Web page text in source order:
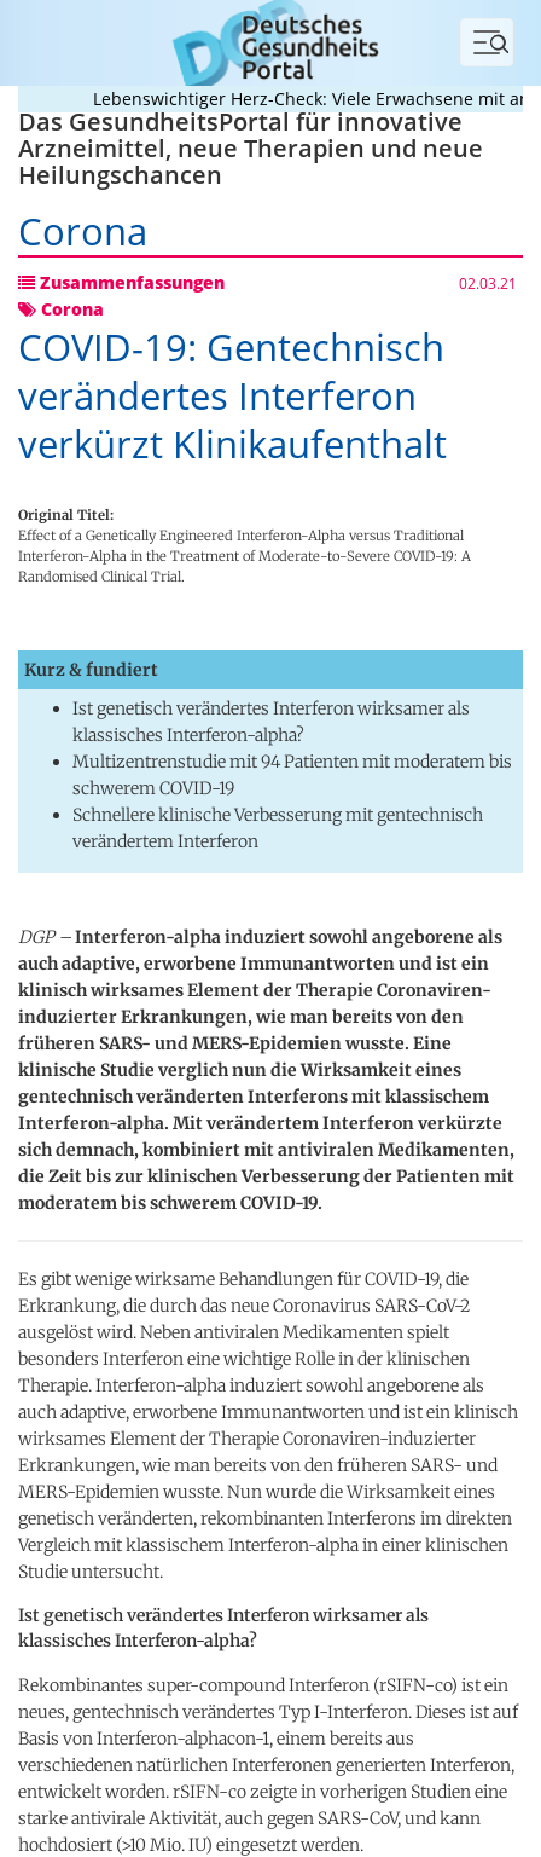
Menü
Lebenswichtiger Herz-Check: Viele Erwachsene mit
Das GesundheitsPortal für innovative
Arzneimittel, neue Therapien und neue
Heilungschancen
Corona
Zusammenfassungen 02.03.21
Corona
COVID-19: Gentechnisch
verändertes Interferon
verkürzt Klinikaufenthalt
Original Titel:
Effect of a Genetically Engineered Interferon-Alpha versus Traditional
Interferon-Alpha in the Treatment of Moderate-to-Severe COVID-19: A
Randomised Clinical Trial.
Kurz & fundiert
Ist genetisch verändertes Interferon wirksamer als
klassisches Interferon-alpha?
Multizentrenstudie mit 94 Patienten mit moderatem bis
schwerem COVID-19
Schnellere klinische Verbesserung mit gentechnisch
verändertem Interferon
DGP –Interferon-alpha induziert sowohl angeborene als
auch adaptive, erworbene Immunantworten und ist ein
klinisch wirksames Element der Therapie Coronaviren-
induzierter Erkrankungen, wie man bereits von den
früheren SARS- und MERS-Epidemien wusste. Eine
klinische Studie verglich nun die Wirksamkeit eines
gentechnisch veränderten Interferons mit klassischem
Interferon-alpha. Mit verändertem Interferon verkürzte
sich demnach, kombiniert mit antiviralen Medikamenten,
die Zeit bis zur klinischen Verbesserung der Patienten mit
moderatem bis schwerem COVID-19.
Es gibt wenige wirksame Behandlungen für COVID-19, die
Erkrankung, die durch das neue Coronavirus SARS-CoV-2
ausgelöst wird. Neben antiviralen Medikamenten spielt
besonders Interferon eine wichtige Rolle in der klinischen
Therapie. Interferon-alpha induziert sowohl angeborene als
auch adaptive, erworbene Immunantworten und ist ein klinisch
wirksames Element der Therapie Coronaviren-induzierter
Erkrankungen, wie man bereits von den früheren SARS- und
MERS-Epidemien wusste. Nun wurde die Wirksamkeit eines
genetisch veränderten, rekombinanten Interferons im direkten
Vergleich mit klassischem Interferon-alpha in einer klinischen
Studie untersucht.
Ist genetisch verändertes Interferon wirksamer als
klassisches Interferon-alpha?
Rekombinantes super-compound Interferon (rSIFN-co) ist ein
neues, gentechnisch verändertes Typ I-Interferon. Dieses ist auf
Basis von Interferon-alphacon-1, einem bereits aus
verschiedenen natürlichen Interferonen generierten Interferon,
entwickelt worden. rSIFN-co zeigte in vorherigen Studien eine
starke antivirale Aktivität, auch gegen SARS-CoV, und kann
hochdosiert (>10 Mio. IU) eingesetzt werden.